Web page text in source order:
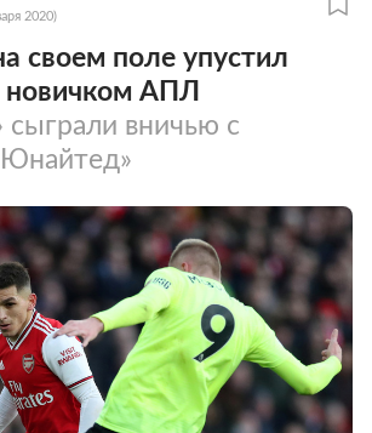
2020)
своем поле упустил
новичком АПЛ
сыграли вничью с